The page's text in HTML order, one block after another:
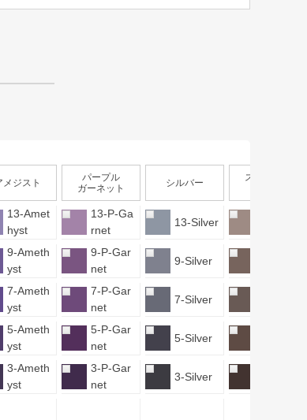
メジスト
パープル
ガーネット
シルバー
スモーキー
13-Amet
hyst
13-P-Ga
rnet
13-Silver
9-Ameth
yst
9-P-Gar
net
9-Silver
7-Ameth
yst
7-P-Gar
net
7-Silver
5-Ameth
yst
5-P-Gar
net
5-Silver
3-Ameth
yst
3-P-Gar
net
3-Silver